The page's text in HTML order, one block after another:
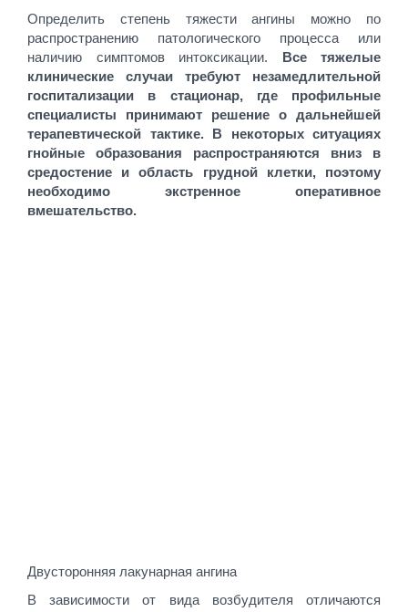
Определить степень тяжести ангины можно по
распространению патологического процесса или
наличию симптомов интоксикации. Все тяжелые
клинические случаи требуют незамедлительной
госпитализации в стационар, где профильные
специалисты принимают решение о дальнейшей
терапевтической тактике. В некоторых ситуациях
гнойные образования распространяются вниз в
средостение и область грудной клетки, поэтому
необходимо экстренное оперативное
вмешательство.
Двусторонняя лакунарная ангина
В зависимости от вида возбудителя отличаются